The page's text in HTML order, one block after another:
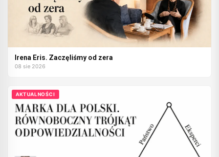
Irena Eris. Zaczęliśmy od zera
08 sie 2026
AKTUALNOŚCI